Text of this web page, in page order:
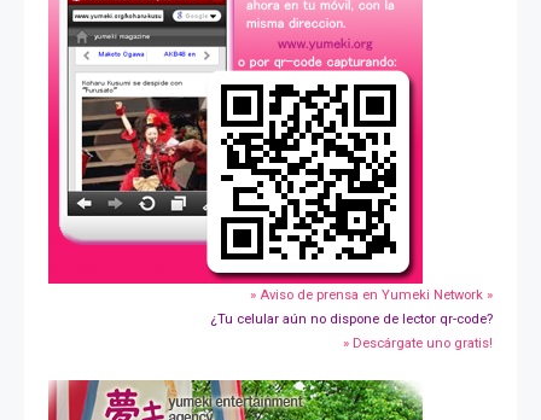
» Aviso de prensa en Yumeki Network »
¿Tu celular aún no dispone de lector qr-code?
» Descárgate uno gratis!